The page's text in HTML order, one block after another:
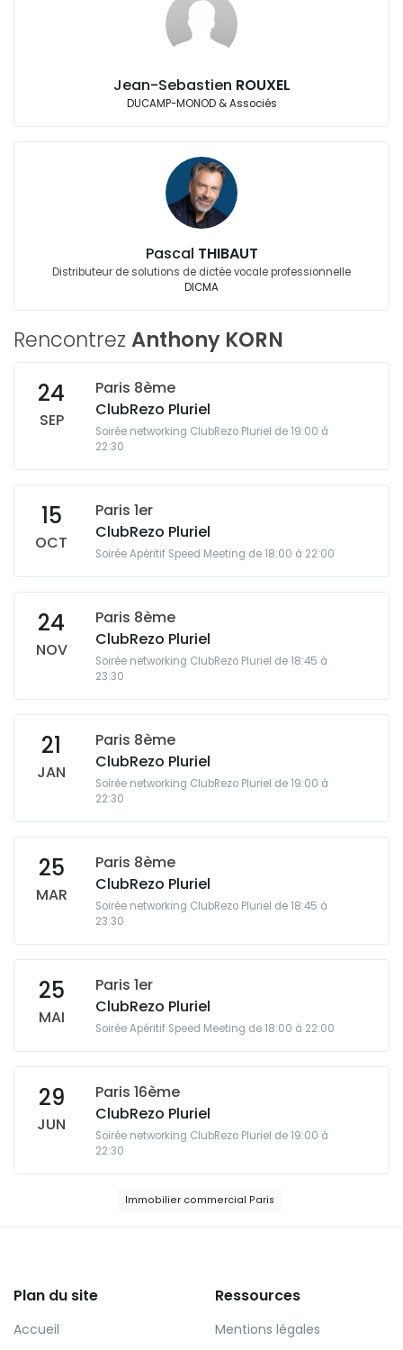
Jean-Sebastien ROUXEL
DUCAMP-MONOD & Associés
Pascal THIBAUT
Distributeur de solutions de dictée vocale professionnelle
DICMA
Rencontrez Anthony KORN
24
SEP
Paris 8ème
ClubRezo Pluriel
Soirée networking ClubRezo Pluriel de 19:00 à
22:30
15
OCT
Paris 1er
ClubRezo Pluriel
Soirée Apéritif Speed Meeting de 18:00 à 22:00
24
NOV
Paris 8ème
ClubRezo Pluriel
Soirée networking ClubRezo Pluriel de 18:45 à
23:30
21
JAN
Paris 8ème
ClubRezo Pluriel
Soirée networking ClubRezo Pluriel de 19:00 à
22:30
25
MAR
Paris 8ème
ClubRezo Pluriel
Soirée networking ClubRezo Pluriel de 18:45 à
23:30
25
MAI
Paris 1er
ClubRezo Pluriel
Soirée Apéritif Speed Meeting de 18:00 à 22:00
29
JUN
Paris 16ème
ClubRezo Pluriel
Soirée networking ClubRezo Pluriel de 19:00 à
22:30
Immobilier commercial Paris
Plan du site
Accueil
Ressources
Mentions légales